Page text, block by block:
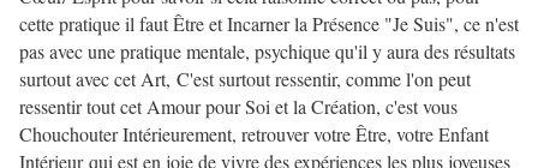
cette pratique il faut Être et Incarner la Présence "Je Suis", ce n'est
pas avec une pratique mentale, psychique qu'il y aura des résultats
surtout avec cet Art, C'est surtout ressentir, comme l'on peut
ressentir tout cet Amour pour Soi et la Création, c'est vous
Chouchouter Intérieurement, retrouver votre Être, votre Enfant
Intérieur qui est en joie de vivre des expériences les plus joyeuses